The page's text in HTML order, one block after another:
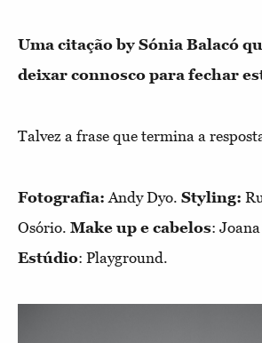
Uma citação by Sónia Balacó
deixar connosco para fechar
Talvez a frase que termina a
Fotografia: Andy Dyo. Styling:
Osório. Make up e cabelos:
Estúdio: Playground.